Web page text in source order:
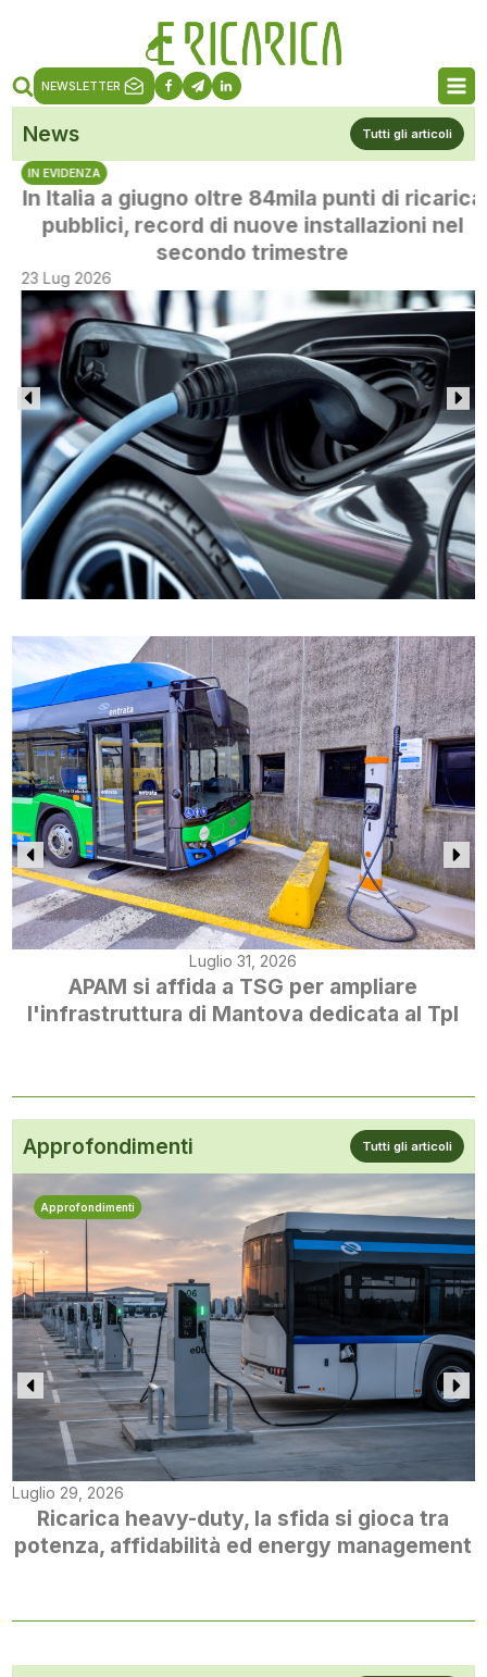
NEWSLETTER
News Tutti gli articoli
IN EVIDENZA
In Italia a giugno oltre 84mila punti di ricarica
pubblici, record di nuove installazioni nel
secondo trimestre
23 Lug 2026
Luglio 31, 2026
APAM si affida a TSG per ampliare
l'infrastruttura di Mantova dedicata al Tpl
Approfondimenti Tutti gli articoli
Approfondimenti
Luglio 29, 2026
Ricarica heavy-duty, la sfida si gioca tra
potenza, affidabilità ed energy management